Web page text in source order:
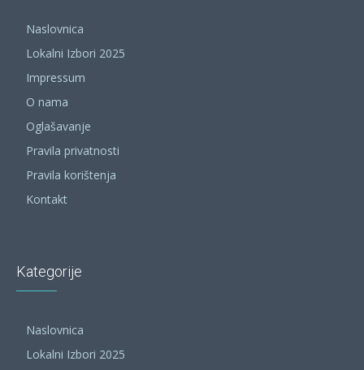
Naslovnica
Lokalni Izbori 2025
Impressum
O nama
Oglašavanje
Pravila privatnosti
Pravila korištenja
Kontakt
Kategorije
Naslovnica
Lokalni Izbori 2025